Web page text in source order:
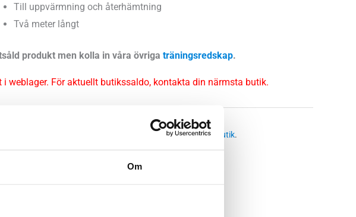
Om
Till uppvärmning och återhämtning
Två meter långt
produkt men kolla in våra övriga träningsredskap.
i weblager. För aktuellt butikssaldo, kontakta din närmsta butik.
Träningsredskap,Träningsband
weblager. För aktuellt butikssaldo, kontakta din närmsta
butik.